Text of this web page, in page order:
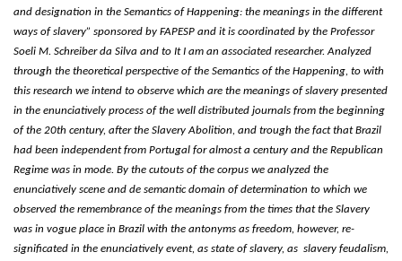
and designation in the Semantics of Happening: the meanings in the different
ways of slavery” sponsored by FAPESP and it is coordinated by the Professor
Soeli M. Schreiber da Silva and to It I am an associated researcher. Analyzed
through the theoretical perspective of the Semantics of the Happening, to with
this research we intend to observe which are the meanings of slavery presented
in the enunciatively process of the well distributed journals from the beginning
of the 20th century, after the Slavery Abolition, and trough the fact that Brazil
had been independent from Portugal for almost a century and the Republican
Regime was in mode. By the cutouts of the corpus we analyzed the
enunciatively scene and de semantic domain of determination to which we
observed the remembrance of the meanings from the times that the Slavery
was in vogue place in Brazil with the antonyms as freedom, however, re-
significated in the enunciatively event, as state of slavery, as slavery feudalism,